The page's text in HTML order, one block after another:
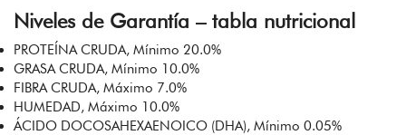
Niveles de Garantía – tabla nutricional
PROTEÍNA CRUDA, Mínimo 20.0%
GRASA CRUDA, Mínimo 10.0%
FIBRA CRUDA, Máximo 7.0%
HUMEDAD, Máximo 10.0%
ÁCIDO DOCOSAHEXAENOICO (DHA), Mínimo 0.05%